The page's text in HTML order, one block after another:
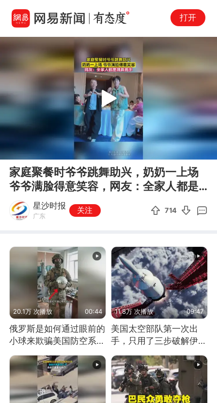
打开
00:00 00:39
Play
家庭聚餐时爷爷跳舞助兴，奶奶一上场
爷爷满脸得意笑容，网友：全家人都是
跳舞高手
星沙时报
广东
关注 714
20.1万 次播放 00:44
俄罗斯是如何通过眼前的
小球来欺骗美国防空系统
的
11.8万 次播放 09:47
美国太空部队第一次出
手，只用了三步破解伊朗
防空